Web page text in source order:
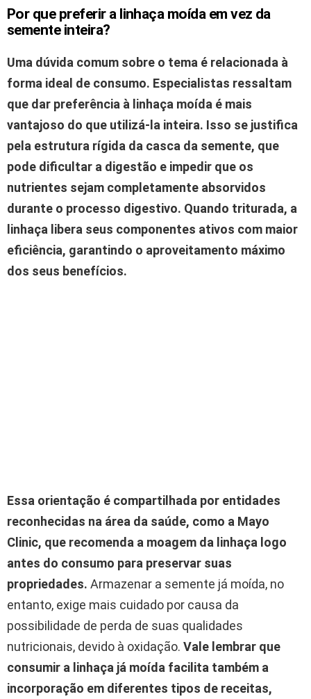
Por que preferir a linhaça moída em vez da
semente inteira?
Uma dúvida comum sobre o tema é relacionada à
forma ideal de consumo. Especialistas ressaltam
que dar preferência à linhaça moída é mais
vantajoso do que utilizá-la inteira. Isso se justifica
pela estrutura rígida da casca da semente, que
pode dificultar a digestão e impedir que os
nutrientes sejam completamente absorvidos
durante o processo digestivo. Quando triturada, a
linhaça libera seus componentes ativos com maior
eficiência, garantindo o aproveitamento máximo
dos seus benefícios.
Essa orientação é compartilhada por entidades
reconhecidas na área da saúde, como a Mayo
Clinic, que recomenda a moagem da linhaça logo
antes do consumo para preservar suas
propriedades. Armazenar a semente já moída, no
entanto, exige mais cuidado por causa da
possibilidade de perda de suas qualidades
nutricionais, devido à oxidação. Vale lembrar que
consumir a linhaça já moída facilita também a
incorporação em diferentes tipos de receitas,